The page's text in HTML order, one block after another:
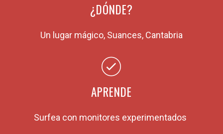
¿DÓNDE?
Un lugar mágico, Suances, Cantabria
APRENDE
Surfea con monitores experimentados